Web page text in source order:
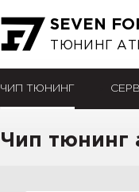
SEVEN
ТЮНИНГ
ЧИП ТЮНИНГ
Чип тюнинг